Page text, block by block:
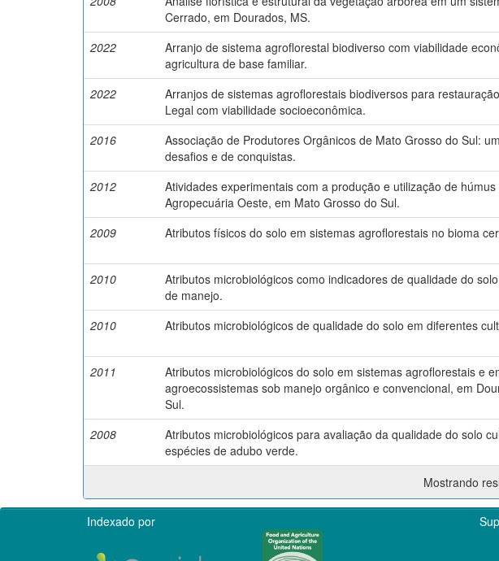
Cerrado, em Dourados, MS.
2022
Arranjo de sistema agroflorestal biodiverso com viabilidade
agricultura de base familiar.
2022
Arranjos de sistemas agroflorestais biodiversos para
Legal com viabilidade socioeconômica.
2016
Associação de Produtores Orgânicos de Mato Grosso do Sul:
desafios e de conquistas.
2012
Atividades experimentais com a produção e utilização de
Agropecuária Oeste, em Mato Grosso do Sul.
2009 Atributos físicos do solo em sistemas agroflorestais no bioma
2010
Atributos microbiológicos como indicadores de qualidade do
de manejo.
2010
Atributos microbiológicos de qualidade do solo em diferentes
2011
Atributos microbiológicos do solo em sistemas agroflorestais e
agroecossistemas sob manejo orgânico e convencional, em
Sul.
2008
Atributos microbiológicos para avaliação da qualidade do solo
espécies de adubo verde.
Mostrando
Indexado por